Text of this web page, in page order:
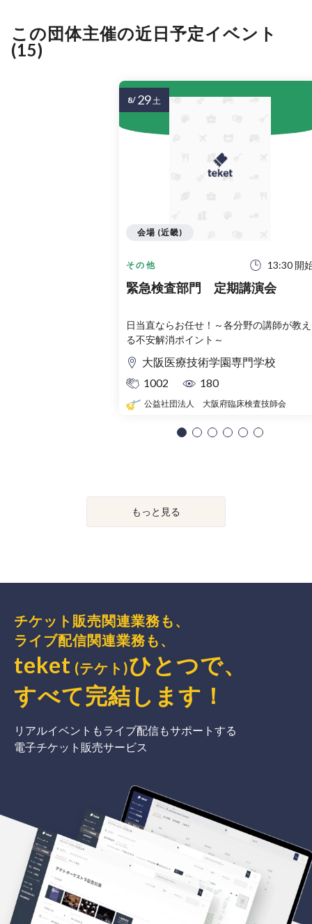
この団体主催の近日予定イベント
(15)
その他 13:30 開
緊急検査部門 定期講演会
日当直ならお任せ！～各分野の講師が教え
る不安解消ポイント～
大阪医療技術学園専門学校
1002
180
公益社団法人 大阪府臨床検査技師会
会場 (近畿)
8/ 29土
もっと見る
チケット販売関連業務も、
ライブ配信関連業務も、
teket (テケト)ひとつで、
すべて完結 します ！
リアルイベントもライブ配信もサポートする
電子チケット販売サービス